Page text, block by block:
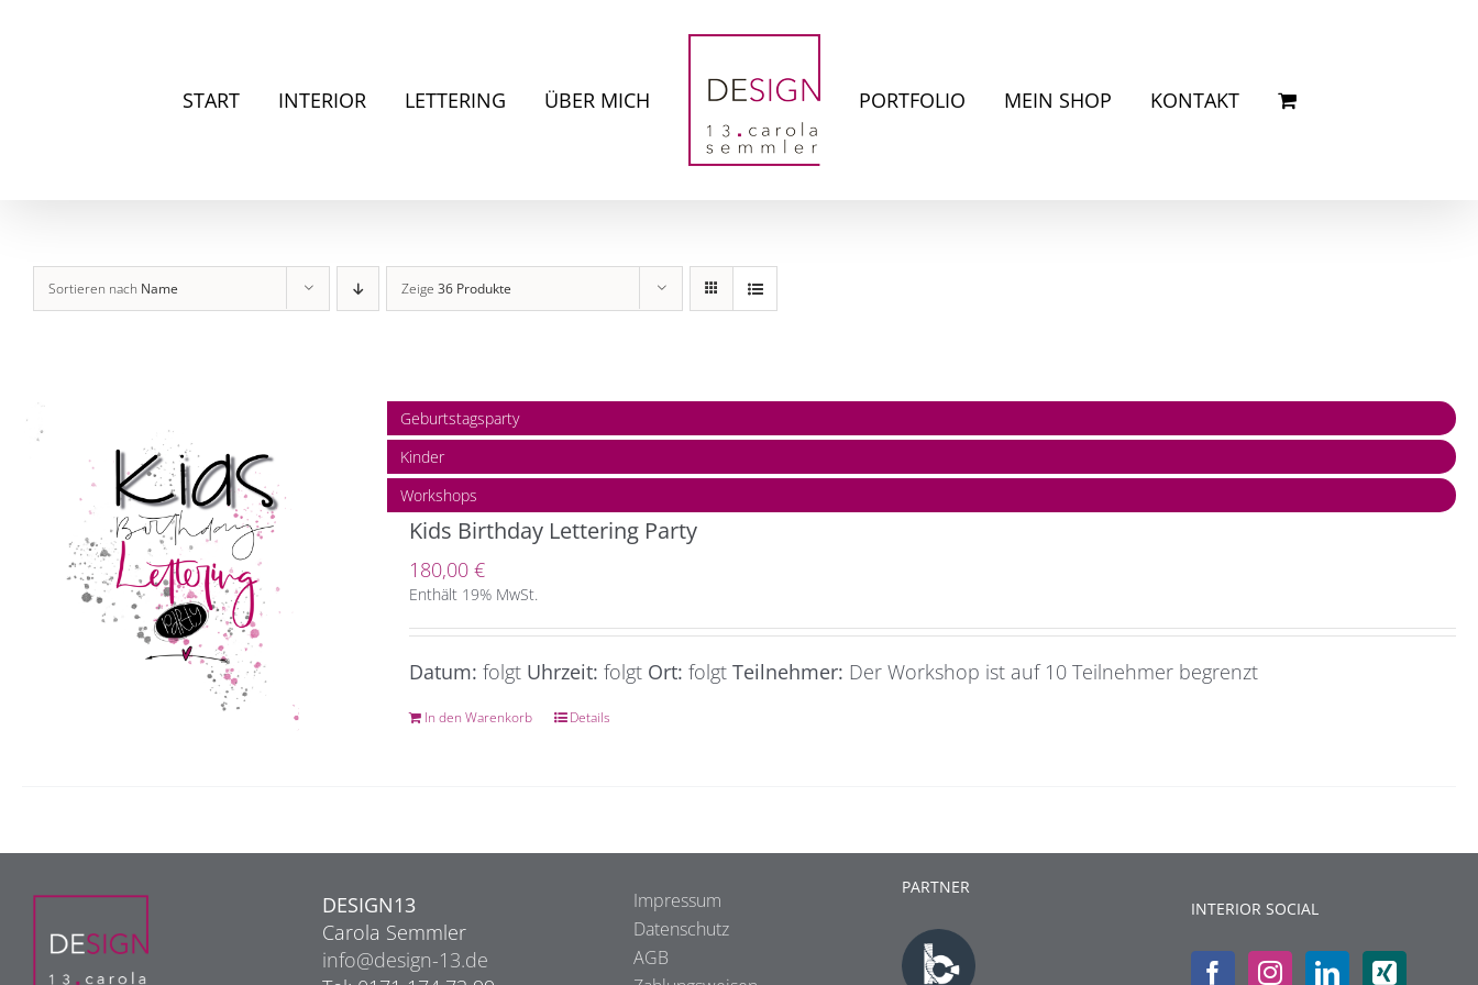
START
INTERIOR LETTERING ÜBER MICH PORTFOLIO MEIN SHOP KONTAKT
Sortieren nach Name Zeige 36 Produkte
Geburtstagsparty
Kinder
Workshops
Kids Birthday Lettering Party
180,00€
Enthält 19% MwSt.
Datum: folgt Uhrzeit: folgt Ort: folgtTeilnehmer: Der Workshop ist auf 10 Teilnehmer begrenzt
In den Warenkorb Details
DESIGN13
Carola Semmler
info@design-13.de
Impressum
Datenschutz
AGB
PARTNER
INTERIOR SOCIAL